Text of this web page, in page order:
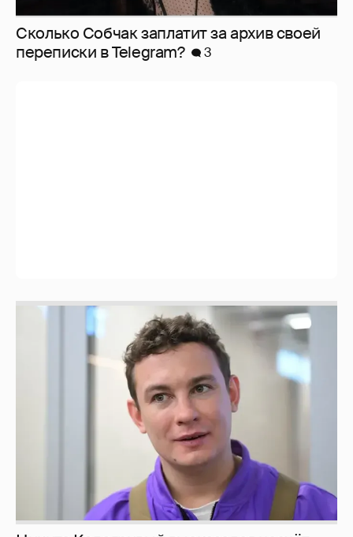
Сколько Собчак заплатит за архив своей
перeписки в Telegram?
3
Никита Кологривый высказался насчёт